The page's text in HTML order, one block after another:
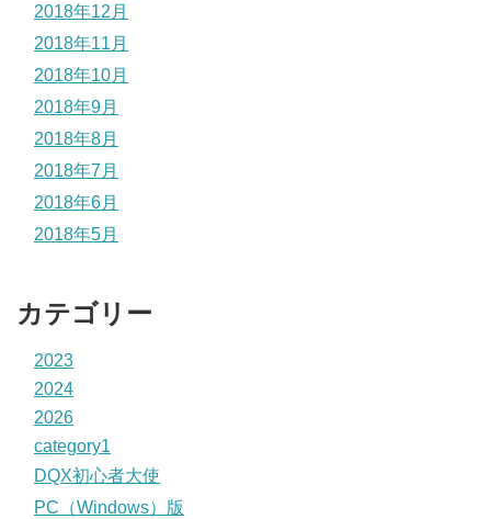
2018年12月
2018年11月
2018年10月
2018年9月
2018年8月
2018年7月
2018年6月
2018年5月
カテゴリー
2023
2024
2026
category1
DQX初心者大使
PC（Windows）版